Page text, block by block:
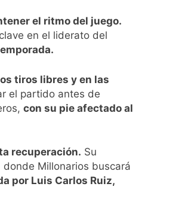
el ritmo del juego.
en el liderato del
tiros libres y en las
el partido antes de
con su pie afectado al
recuperación. Su
Millonarios buscará
por Luis Carlos Ruiz,